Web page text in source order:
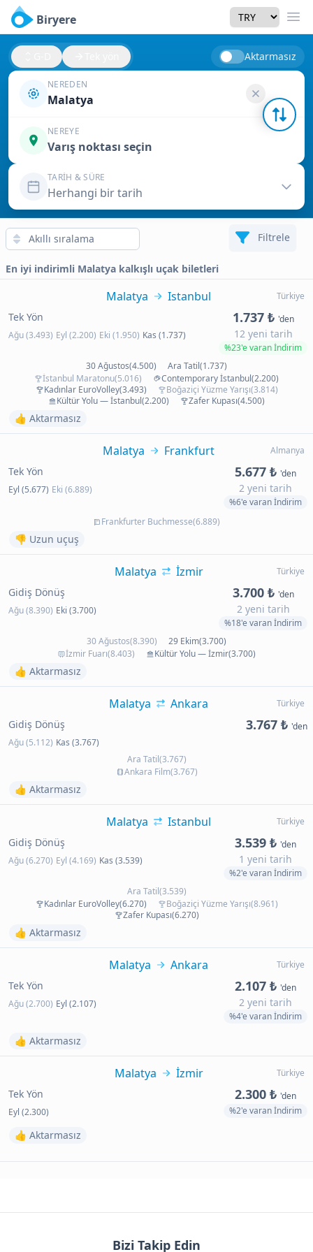
Biryere Currency
Aktarmasız
NEREDEN
Malatya
NEREYE
Varış noktası seçin
TARIH & SÜRE
Herhangi bir tarih
Filtrele
En iyi indirimli Malatya kalkışlı uçak biletleri
Türkiye
Malatya Istanbul
Tek Yön
Ağu (3.493) Eyl (2.200) Eki (1.950) Kas (1.737)
1.737 ₺ 'den
12 yeni tarih
%23'e varan İndirim
30 Ağustos(4.500)
Ara Tatil(1.737)
İstanbul Maratonu(5.016)
Contemporary İstanbul(2.200)
Kadınlar EuroVolley(3.493)
Boğaziçi Yüzme Yarışı(3.814)
Kültür Yolu — İstanbul(2.200)
Zafer Kupası(4.500)
👍 Aktarmasız
Almanya
Malatya Frankfurt
Tek Yön
Eyl (5.677) Eki (6.889)
5.677 ₺ 'den
2 yeni tarih
%6'e varan İndirim
Frankfurter Buchmesse(6.889)
👎 Uzun uçuş
Türkiye
Malatya İzmir
Gidiş Dönüş
Ağu (8.390) Eki (3.700)
3.700 ₺ 'den
2 yeni tarih
%18'e varan İndirim
30 Ağustos(8.390)
29 Ekim(3.700)
İzmir Fuarı(8.403)
Kültür Yolu — İzmir(3.700)
👍 Aktarmasız
Türkiye
Malatya Ankara
Gidiş Dönüş
Ağu (5.112) Kas (3.767)
3.767 ₺ 'den
Ara Tatil(3.767)
Ankara Film(3.767)
👍 Aktarmasız
Türkiye
Malatya Istanbul
Gidiş Dönüş
Ağu (6.270) Eyl (4.169) Kas (3.539)
3.539 ₺ 'den
1 yeni tarih
%2'e varan İndirim
Ara Tatil(3.539)
Kadınlar EuroVolley(6.270)
Boğaziçi Yüzme Yarışı(8.961)
Zafer Kupası(6.270)
👍 Aktarmasız
Türkiye
Malatya Ankara
Tek Yön
Ağu (2.700) Eyl (2.107)
2.107 ₺ 'den
2 yeni tarih
%4'e varan İndirim
👍 Aktarmasız
Türkiye
Malatya İzmir
Tek Yön
Eyl (2.300)
2.300 ₺ 'den
%2'e varan İndirim
👍 Aktarmasız
Bizi Takip Edin